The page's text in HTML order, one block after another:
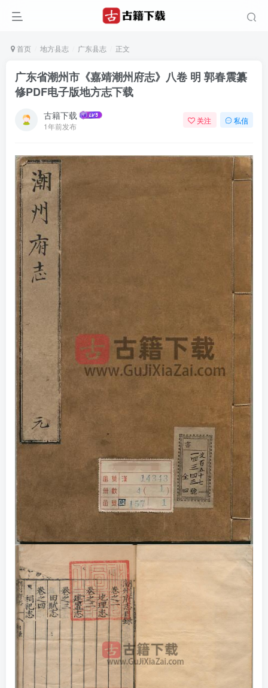
首页 地方县志 广东县志 正文
广东省潮州市《嘉靖潮州府志》八卷 明 郭春震纂
修PDF电子版地方志下载
古籍下载
1年前发布
关注 私信